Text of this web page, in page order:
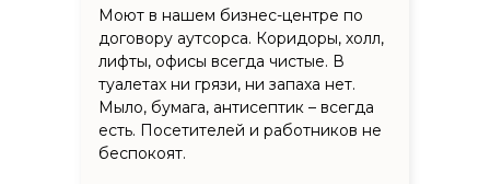
Моют в нашем бизнес-центре по
договору аутсорса. Коридоры, холл,
лифты, офисы всегда чистые. В
туалетах ни грязи, ни запаха нет.
Мыло, бумага, антисептик – всегда
есть. Посетителей и работников не
беспокоят.